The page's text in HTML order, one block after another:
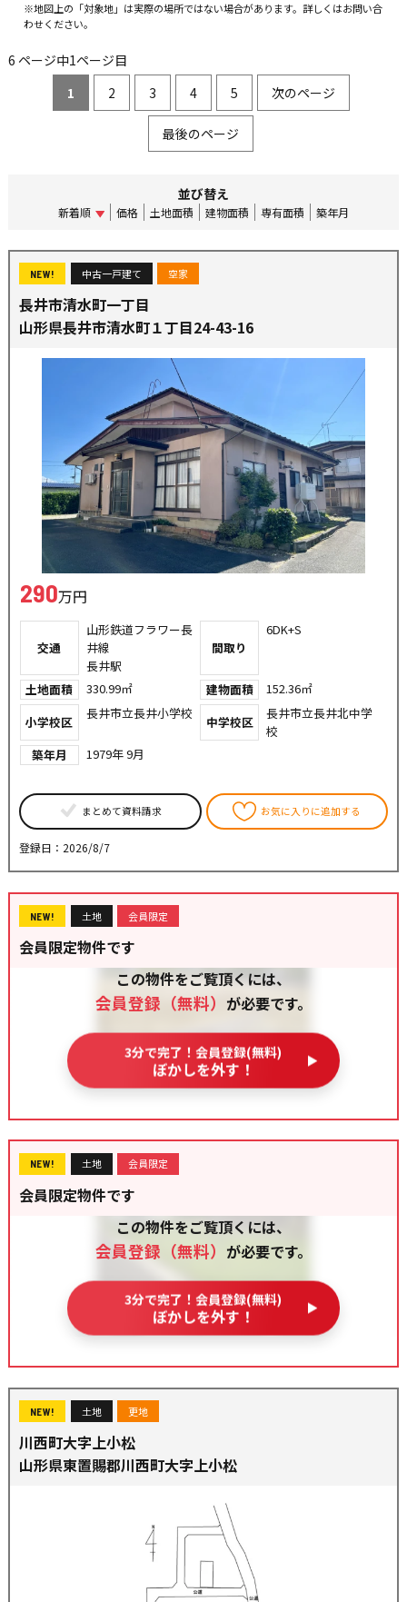
※地図上の「対象地」は実際の場所ではない場合があります。詳しくはお問い合
わせください。
6 ページ中1ページ目
1
2 3 4 5 次のページ
最後のページ
並び替え
新着順 価格 土地面積 建物面積 専有面積 築年月
NEW! 中古一戸建て 空家
長井市清水町一丁目
山形県長井市清水町１丁目24-43-16
290万円
交通
山形鉄道フラワー長
井線
長井駅
間取り
6DK+S
土地面積 330.99㎡ 建物面積
152.36㎡
小学校区
長井市立長井小学校
中学校区
長井市立長井北中学
校
築年月
1979年 9月
まとめて資料請求 お気に入りに追加する
登録日：2026/8/7
NEW! 土地 会員限定
会員限定物件です
この物件をご覧頂くには、
会員登録（無料） が必要です。
3分で完了！会員登録(無料)
ぼかしを外す！
NEW! 土地 会員限定
会員限定物件です
この物件をご覧頂くには、
会員登録（無料） が必要です。
3分で完了！会員登録(無料)
ぼかしを外す！
NEW! 土地 更地
川西町大字上小松
山形県東置賜郡川西町大字上小松